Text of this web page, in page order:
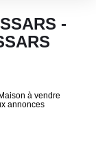
-
à vendre
annonces